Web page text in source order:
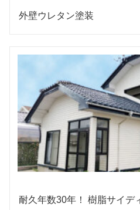
外壁ウレタン塗装
耐久年数30年！ 樹脂サイデ